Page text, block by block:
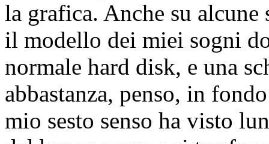
la grafica. Anche su
il modello dei miei sogni
normale hard disk, e una
abbastanza, penso, in
mio sesto senso ha visto